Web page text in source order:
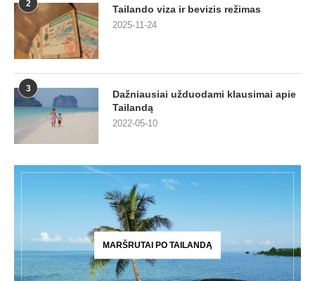
2 Tailando viza ir bevizis režimas
2025-11-24
3
Dažniausiai užduodami klausimai apie
Tailandą
2022-05-10
MARŠRUTAI PO TAILANDĄ